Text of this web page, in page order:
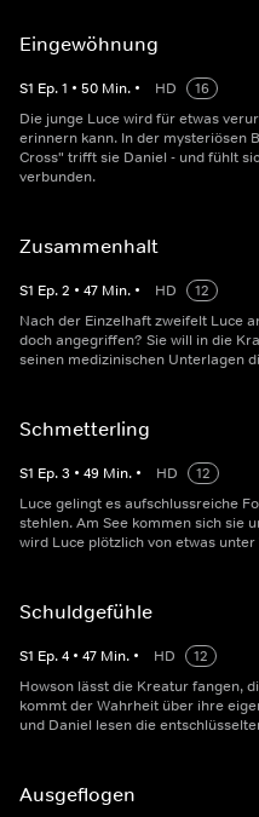
Eingewöhnung
S1 Ep.1 • 50 Min. • HD
16
Die junge Luce wird für etwas
erinnern kann. In der mysteriösen
Cross" trifft sie Daniel - und fühlt
verbunden.
Zusammenhalt
S1 Ep.2 • 47 Min. • HD
12
Nach der Einzelhaft zweifelt Luce
doch angegriffen? Sie will in die
seinen medizinischen Unterlagen
Schmetterling
S1 Ep.3 • 49 Min. • HD
12
Luce gelingt es aufschlussreiche
stehlen. Am See kommen sich sie
wird Luce plötzlich von etwas
Schuldgefühle
S1 Ep.4 • 47 Min. • HD
12
Howson lässt die Kreatur fangen,
kommt der Wahrheit über ihre
und Daniel lesen die
Ausgeflogen